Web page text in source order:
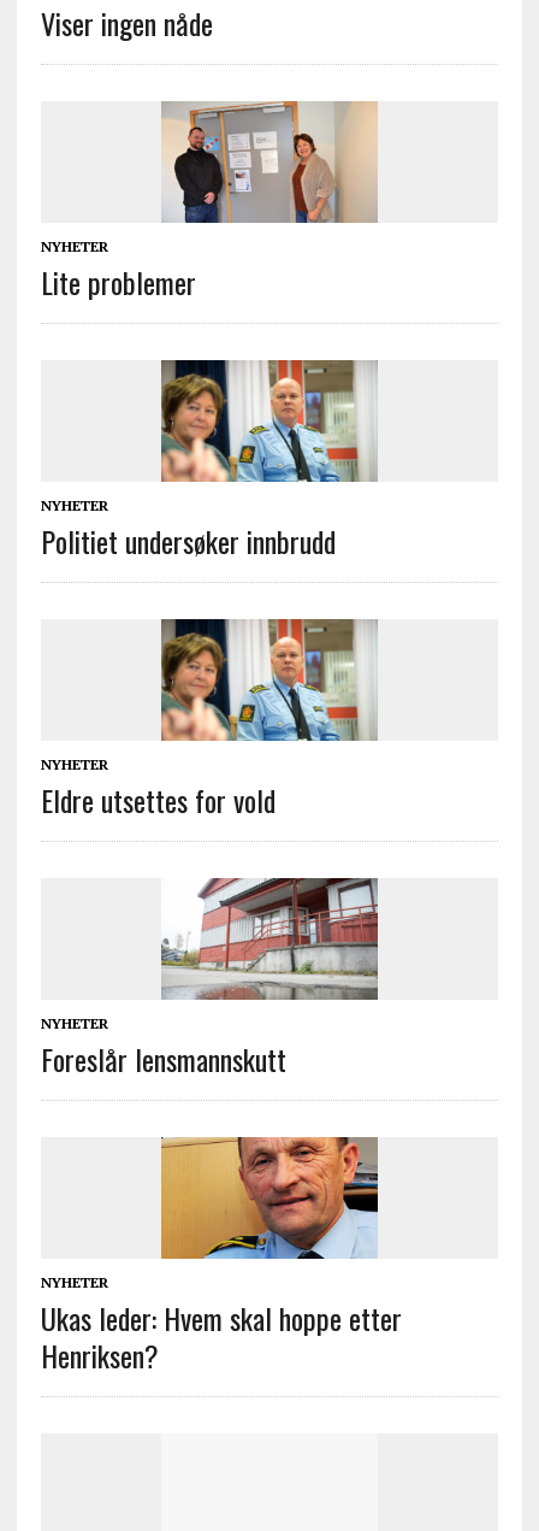
Viser ingen nåde
NYHETER
Lite problemer
NYHETER
Politiet undersøker innbrudd
NYHETER
Eldre utsettes for vold
NYHETER
Foreslår lensmannskutt
NYHETER
Ukas leder: Hvem skal hoppe etter
Henriksen?